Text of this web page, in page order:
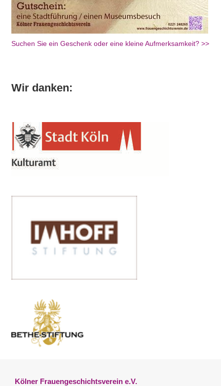
Suchen Sie ein Geschenk oder eine kleine Aufmerksamkeit? >>
Wir danken:
Kölner Frauengeschichtsverein e.V.